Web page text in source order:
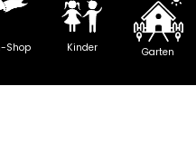
Shop Kinder Garten